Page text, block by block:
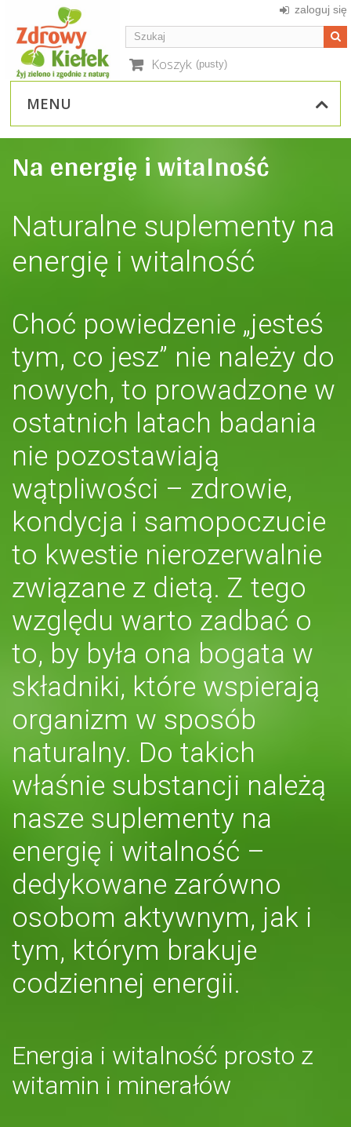
zaloguj się
Koszyk (pusty)
MENU
Na energię i witalność
Naturalne suplementy na
energię i witalność
Choć powiedzenie „jesteś
tym, co jesz” nie należy do
nowych, to prowadzone w
ostatnich latach badania
nie pozostawiają
wątpliwości – zdrowie,
kondycja i samopoczucie
to kwestie nierozerwalnie
związane z dietą. Z tego
względu warto zadbać o
to, by była ona bogata w
składniki, które wspierają
organizm w sposób
naturalny. Do takich
właśnie substancji należą
nasze suplementy na
energię i witalność –
dedykowane zarówno
osobom aktywnym, jak i
tym, którym brakuje
codziennej energii.
Energia i witalność prosto z
witamin i minerałów